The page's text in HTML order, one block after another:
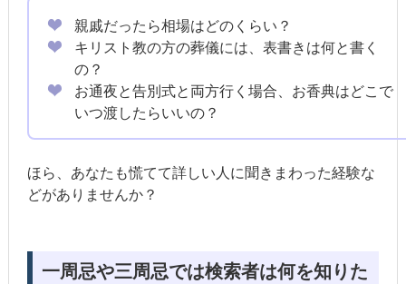
親戚だったら相場はどのくらい？
キリスト教の方の葬儀には、表書きは何と書く
の？
お通夜と告別式と両方行く場合、お香典はどこで
いつ渡したらいいの？
ほら、あなたも慌てて詳しい人に聞きまわった経験な
どがありませんか？
一周忌や三周忌では検索者は何を知りた